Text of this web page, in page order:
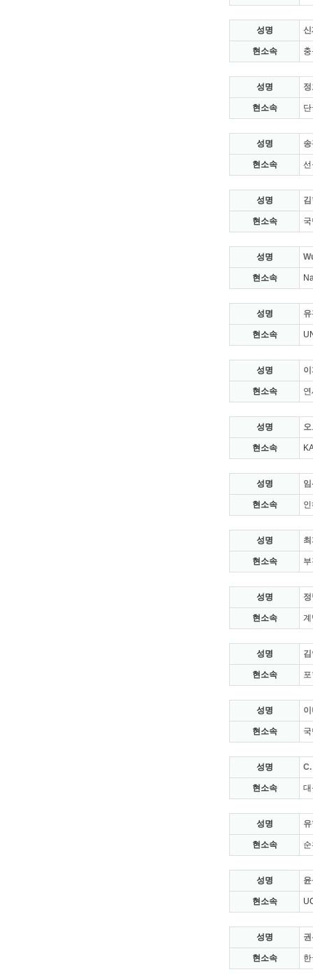
성명
현소속
성명
현소속
성명
현소속
성명
현소속
성명
현소속
성명
현소속
성명
현소속
성명
현소속
성명
현소속
성명
현소속
성명
현소속
성명
현소속
성명
현소속
성명
현소속
성명
현소속
성명
현소속
성명
현소속